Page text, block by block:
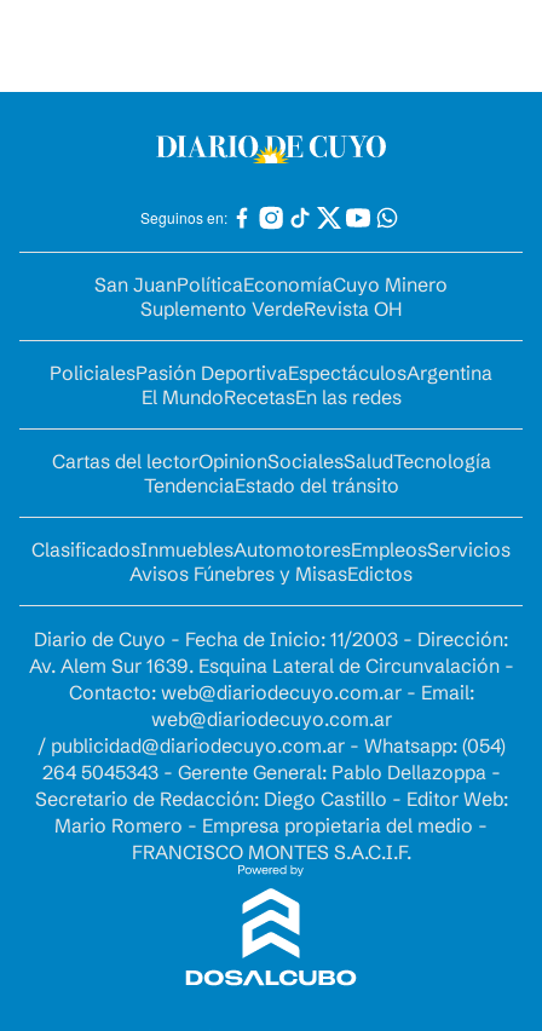
Seguinos en:
San JuanPolíticaEconomíaCuyo Minero
Suplemento VerdeRevista OH
PolicialesPasión DeportivaEspectáculosArgentina
El MundoRecetasEn las redes
Cartas del lectorOpinionSocialesSaludTecnología
TendenciaEstado del tránsito
ClasificadosInmueblesAutomotoresEmpleosServicios
Avisos Fúnebres y MisasEdictos
Diario de Cuyo - Fecha de Inicio: 11/2003 - Dirección:
Av. Alem Sur 1639. Esquina Lateral de Circunvalación -
Contacto: web@diariodecuyo.com.ar- Email:
web@diariodecuyo.com.ar
/ publicidad@diariodecuyo.com.ar- Whatsapp: (054)
264 5045343 - Gerente General: Pablo Dellazoppa -
Secretario de Redacción: Diego Castillo - Editor Web:
Mario Romero - Empresa propietaria del medio -
FRANCISCO MONTES S.A.C.I.F.